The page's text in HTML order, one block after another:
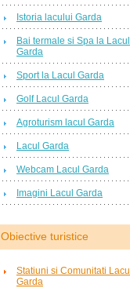
Istoria lacului Garda
Bai termale si Spa la Lacul
Garda
Sport la Lacul Garda
Golf Lacul Garda
Agroturism lacul Garda
Lacul Garda
Webcam Lacul Garda
Imagini Lacul Garda
Obiective turistice
Statiuni si Comunitati Lacul
Garda